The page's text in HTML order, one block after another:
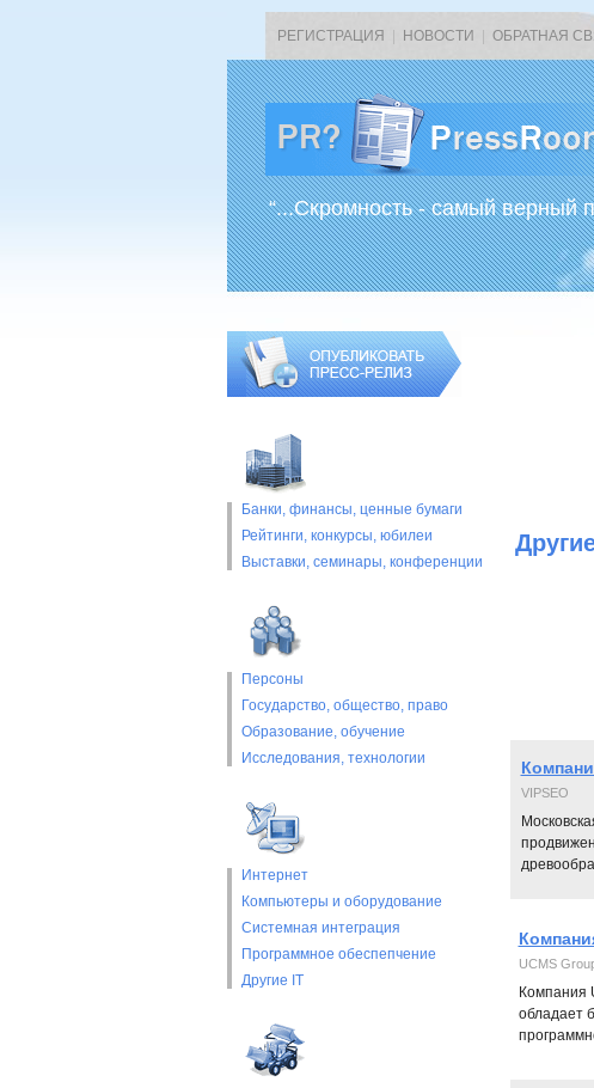
РЕГИСТРАЦИЯ НОВОСТИ ОБРАТНАЯ
“...Скромность - самый верный
Банки, финансы, ценные бумаги
Рейтинги, конкурсы, юбилеи
Выставки, cеминары, конференции
Персоны
Государство, общество, право
Образование, обучение
Исследования, технологии
Интернет
Компьютеры и оборудование
Системная интеграция
Программное обеспепчение
Другие IT
VIPSEO
UCMS
Компания
обладает